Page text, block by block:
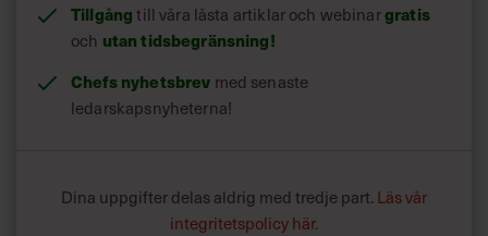
Tillgångtill våra låsta artiklar och webinargratis
och utan tidsbegränsning!
Chefs nyhetsbrev med senaste
ledarskapsnyheterna!
Dina uppgifter delas aldrig med tredje part. Läs vår
integritetspolicy här.